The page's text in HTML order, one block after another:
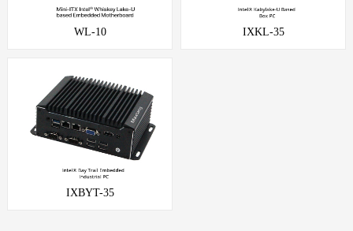
WL-10 IXKL-35
IXBYT-35